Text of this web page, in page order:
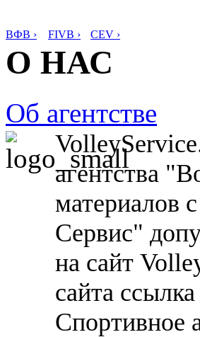
ВФВ › FIVB › CEV ›
О НАС
Об агентстве
агентства
материалов
Сервис"
на сайт
сайта
Спортивное